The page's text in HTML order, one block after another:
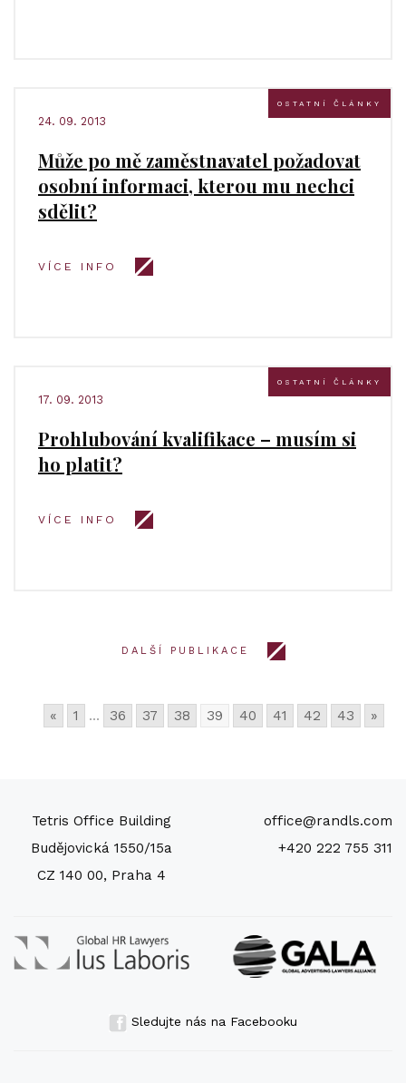
OSTATNÍ ČLÁNKY
24. 09. 2013
Může po mě zaměstnavatel požadovat
osobní informaci, kterou mu nechci
sdělit?
VÍCE INFO
OSTATNÍ ČLÁNKY
17. 09. 2013
Prohlubování kvalifikace – musím si
ho platit?
VÍCE INFO
DALŠÍ PUBLIKACE
« 1 ... 36 37 38 39 40 41 42 43 »
Tetris Office Building
Budějovická 1550/15a
CZ 140 00, Praha 4
office@randls.com
+420 222 755 311
Sledujte nás na Facebooku